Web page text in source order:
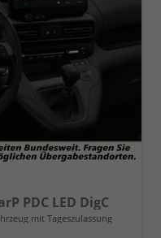
PDC LED DigC
mit Tageszulassung